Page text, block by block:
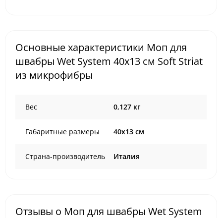
Основные характеристики Моп для
швабры Wet System 40x13 см Soft Striat
из микрофибры
Вес 0,127 кг
Габаритные размеры 40х13 см
Страна-производитель Италия
Отзывы о Моп для швабры Wet System